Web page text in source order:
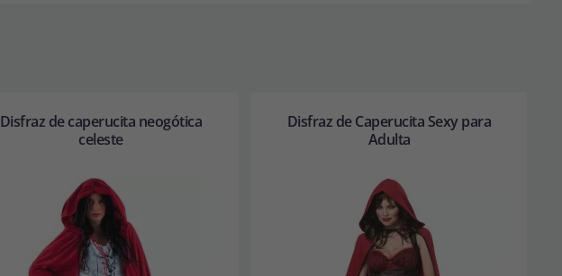
Disfraz de caperucita neogótica
celeste
Disfraz de Caperucita Sexy para
Adulta